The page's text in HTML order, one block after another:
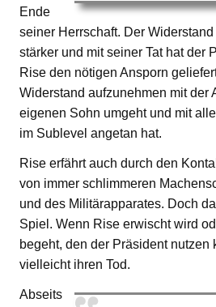
Ende
seiner Herrschaft. Der
stärker und mit seiner Tat hat der
Rise den nötigen Ansporn
Widerstand aufzunehmen mit der
eigenen Sohn umgeht und mit
im Sublevel angetan hat.
Rise erfährt auch durch den
von immer schlimmeren
und des Militärapparates. Doch
Spiel. Wenn Rise erwischt wird
begeht, den der Präsident nutzen
vielleicht ihren Tod.
Abseits